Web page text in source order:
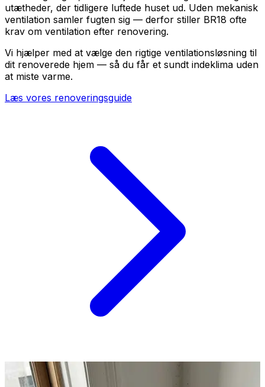
utætheder, der tidligere luftede huset ud. Uden mekanisk
ventilation samler fugten sig — derfor stiller BR18 ofte
krav om ventilation efter renovering.
Vi hjælper med at vælge den rigtige ventilationsløsning til
dit renoverede hjem — så du får et sundt indeklima uden
at miste varme.
Læs vores renoveringsguide